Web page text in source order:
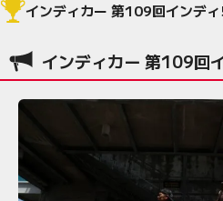
インディカー 第109回インデ
インディカー 第109回